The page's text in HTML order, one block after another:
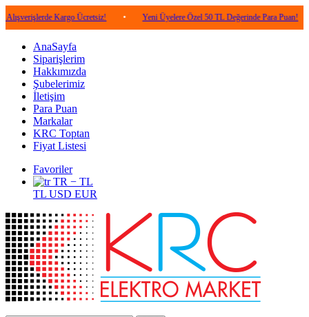
Kargo Ücretsiz! • Yeni Üyelere Özel 50 TL Değerinde Para Puan! •
AnaSayfa
Siparişlerim
Hakkımızda
Şubelerimiz
İletişim
Para Puan
Markalar
KRC Toptan
Fiyat Listesi
Favoriler
TR − TL
TL USD EUR